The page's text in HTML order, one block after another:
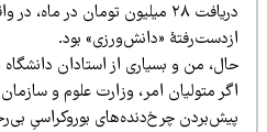
دریافت ۲۸ میلیون تومان در ماه، در
«دانش‌ورزی» بود.
من و بسیاری از استادان دانشگاه در
متولیان امر، وزارت علوم و سازمان
چرخ‌دنده‌های بوروکراسیِ بی‌رحم و